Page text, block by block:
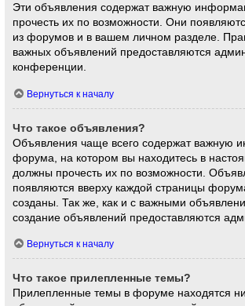
Эти объявления содержат важную
прочесть их по возможности. Они
из форумов и в вашем личном разделе.
важных объявлений предоставляются
конференции.
Вернуться к началу
Что такое объявления?
Объявления чаще всего содержат важную
форума, на котором вы находитесь в
должны прочесть их по возможности.
появляются вверху каждой страницы
созданы. Так же, как и с важными
создание объявлений предоставляются
Вернуться к началу
Что такое прилепленные темы?
Прилепленные темы в форуме находятся